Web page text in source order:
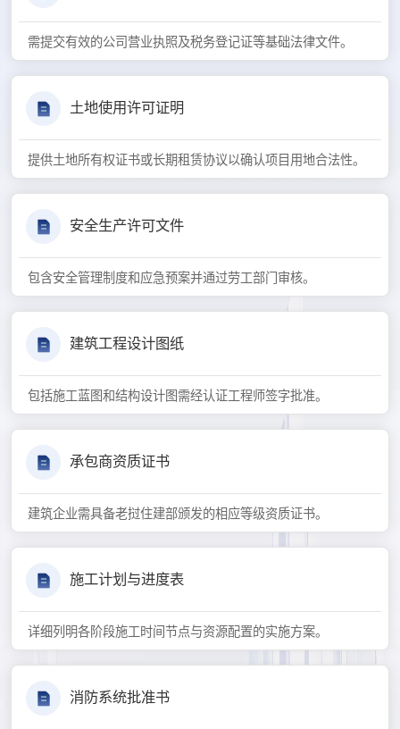
需提交有效的公司营业执照及税务登记证等基础法律文件。
土地使用许可证明
提供土地所有权证书或长期租赁协议以确认项目用地合法性。
安全生产许可文件
包含安全管理制度和应急预案并通过劳工部门审核。
建筑工程设计图纸
包括施工蓝图和结构设计图需经认证工程师签字批准。
承包商资质证书
建筑企业需具备老挝住建部颁发的相应等级资质证书。
施工计划与进度表
详细列明各阶段施工时间节点与资源配置的实施方案。
消防系统批准书